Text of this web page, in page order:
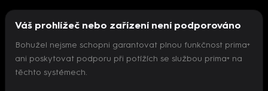
Nepodařilo se inicializovat přehrávač
Váš prohlížeč nebo zařízení není podporováno
Bohužel nejsme schopni garantovat plnou funkčnost prima+
ani poskytovat podporu při potížích se službou prima+ na
těchto systémech.